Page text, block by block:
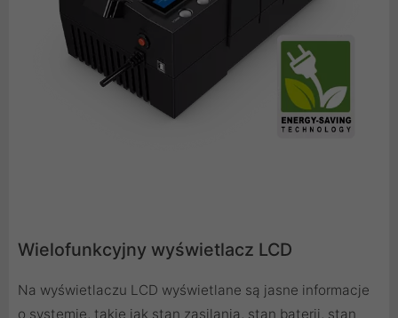
Wielofunkcyjny wyświetlacz LCD
Na wyświetlaczu LCD wyświetlane są jasne informacje
o systemie, takie jak stan zasilania, stan baterii, stan